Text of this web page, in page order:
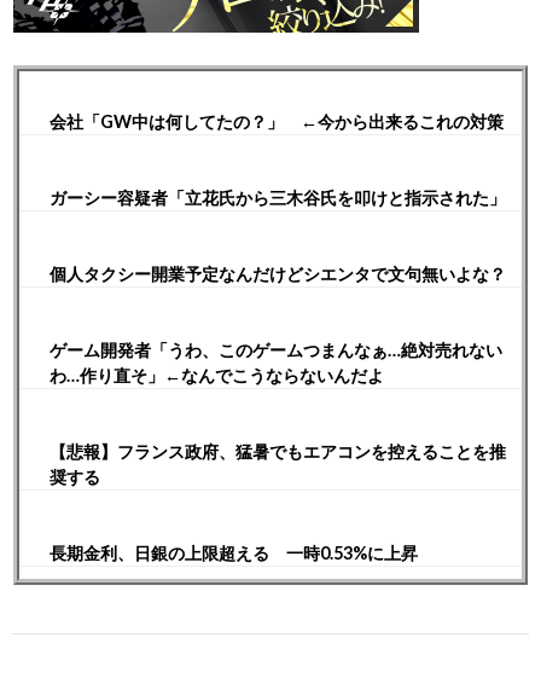
会社「GW中は何してたの？」 ←今から出来るこれの対策
ガーシー容疑者「立花氏から三木谷氏を叩けと指示された」
個人タクシー開業予定なんだけどシエンタで文句無いよな？
ゲーム開発者「うわ、このゲームつまんなぁ…絶対売れない
わ…作り直そ」←なんでこうならないんだよ
【悲報】フランス政府、猛暑でもエアコンを控えることを推
奨する
長期金利、日銀の上限超える 一時0.53%に上昇